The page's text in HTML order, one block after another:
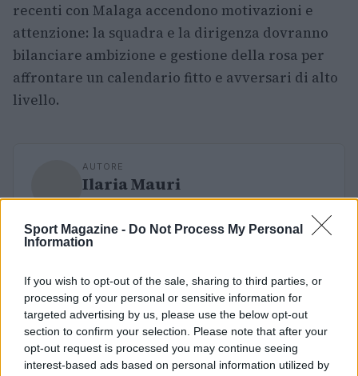
Sport Magazine - Do Not Process My Personal
Information
If you wish to opt-out of the sale, sharing to third parties, or
processing of your personal or sensitive information for
targeted advertising by us, please use the below opt-out
section to confirm your selection. Please note that after your
opt-out request is processed you may continue seeing
interest-based ads based on personal information utilized by
recenti con Malaga accendono motivazioni e
attenzione: la squadra e la dirigenza dovranno
bilanciare ambizione e gestione della rosa per
affrontare un calendario fitto e avversari di alto
livello.
AUTORE
Ilaria Mauri
giornalismo sportivo dopo una notte al
Dall'Ara durante una partita decisiva: oggi
commenti. In redazione predilige reportage
sul campo e conserva il biglietto di quella
partita come prova della svolta.